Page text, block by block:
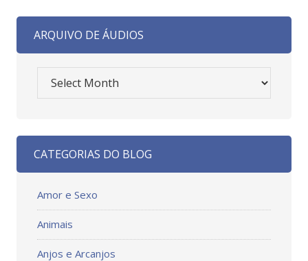
ARQUIVO DE ÁUDIOS
CATEGORIAS DO BLOG
Amor e Sexo
Animais
Anjos e Arcanjos